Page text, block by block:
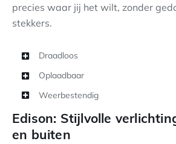
precies waar jij het wilt, zonder
stekkers.
Draadloos
Oplaadbaar
Weerbestendig
Edison: Stijlvolle
en buiten